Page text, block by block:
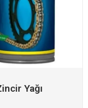
Yağı